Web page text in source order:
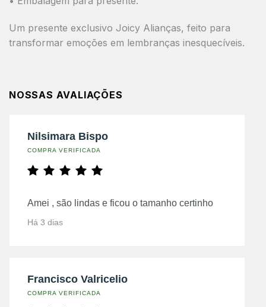
Um presente exclusivo Joicy Alianças, feito para
transformar emoções em lembranças inesquecíveis.
NOSSAS AVALIAÇÕES
Nilsimara Bispo
COMPRA VERIFICADA
Amei , são lindas e ficou o tamanho certinho
Há 3 dias
Francisco Valricelio
COMPRA VERIFICADA